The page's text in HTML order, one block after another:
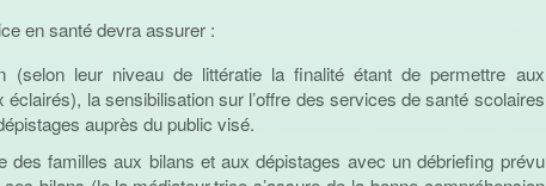
en santé devra assurer :
(selon leur niveau de littératie la finalité étant de permettre aux
éclairés), la sensibilisation sur l’offre des services de santé scolaires
auprès du public visé.
des familles aux bilans et aux dépistages avec un débriefing prévu